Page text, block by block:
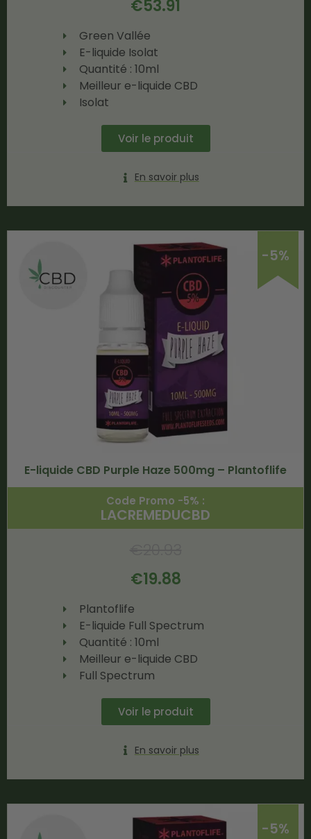
€53.91
Green Vallée
E-liquide Isolat
Quantité : 10ml
Meilleur e-liquide CBD
Isolat
Voir le produit
En savoir plus
-5%
E-liquide CBD Purple Haze 500mg – Plantoflife
Code Promo -5% :
LACREMEDUCBD
€19.88
Plantoflife
E-liquide Full Spectrum
Quantité : 10ml
Meilleur e-liquide CBD
Full Spectrum
Voir le produit
En savoir plus
-5%